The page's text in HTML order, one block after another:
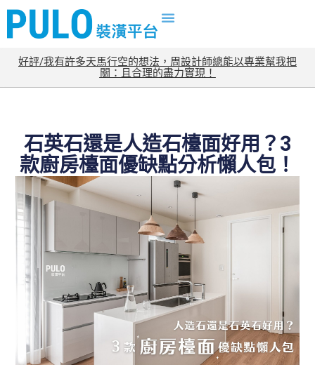
好評/我有許多天馬行空的想法，周設計師總能以專業幫我把
關：且合理的盡力實現！
石英石還是人造石檯面好用？3
款廚房檯面優缺點分析懶人包！